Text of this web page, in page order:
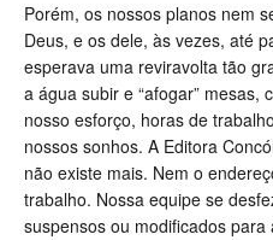
Porém, os nossos planos nem
Deus, e os dele, às vezes, até
esperava uma reviravolta tão
a água subir e “afogar” mesas,
nosso esforço, horas de
nossos sonhos. A Editora
não existe mais. Nem o
trabalho. Nossa equipe se
suspensos ou modificados